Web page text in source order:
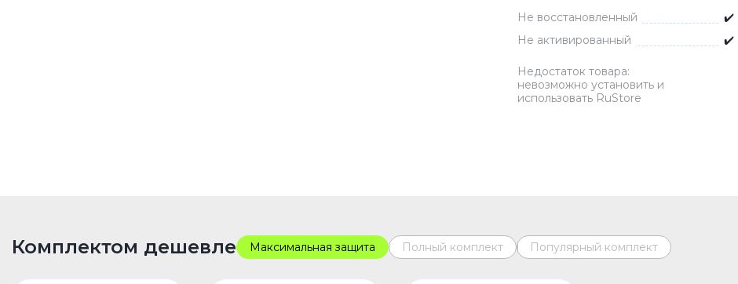
Зарядные
Внешние
Автомобильные
Не восстановленный
✔️
Не активированный
✔️
Недостаток товара:
невозможно установить и
использовать RuStore
Комплектом дешевле Максимальная защита Полный комплект Популярный комплект